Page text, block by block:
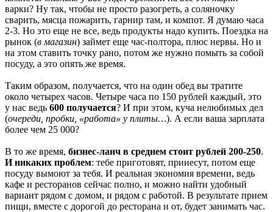
варки? Ну так, чтобы не просто разогреть, а соляночку
сварить, мясца пожарить, гарнир там, и компот. Я думаю часа
2-3. Но это еще не все, ведь продукты надо купить. Поездка на
рынок (в магазин) займет еще час-полтора, плюс нервы. Но и
на этом ставить точку рано, потом же нужно помыть за собой
посуду, а это опять же время.
Таким образом, получается, что на один обед вы тратите
около четырех часов. Четыре часа по 150 рублей каждый, это
у нас ведь 600 получается? И при этом, куча нелюбимых дел
(очереди, пробки, «работа» у плиты…). А если ваша зарплата
более чем 25 000?
В то же время, бизнес-ланч в среднем стоит рублей 200-250.
И никаких проблем: тебе приготовят, принесут, потом еще
посуду вымоют за тебя. И реальная экономия времени, ведь
кафе и ресторанов сейчас полно, и можно найти удобный
вариант рядом с домом, и рядом с работой. В результате прием
пищи, вместе с дорогой до ресторана и от, будет занимать час.